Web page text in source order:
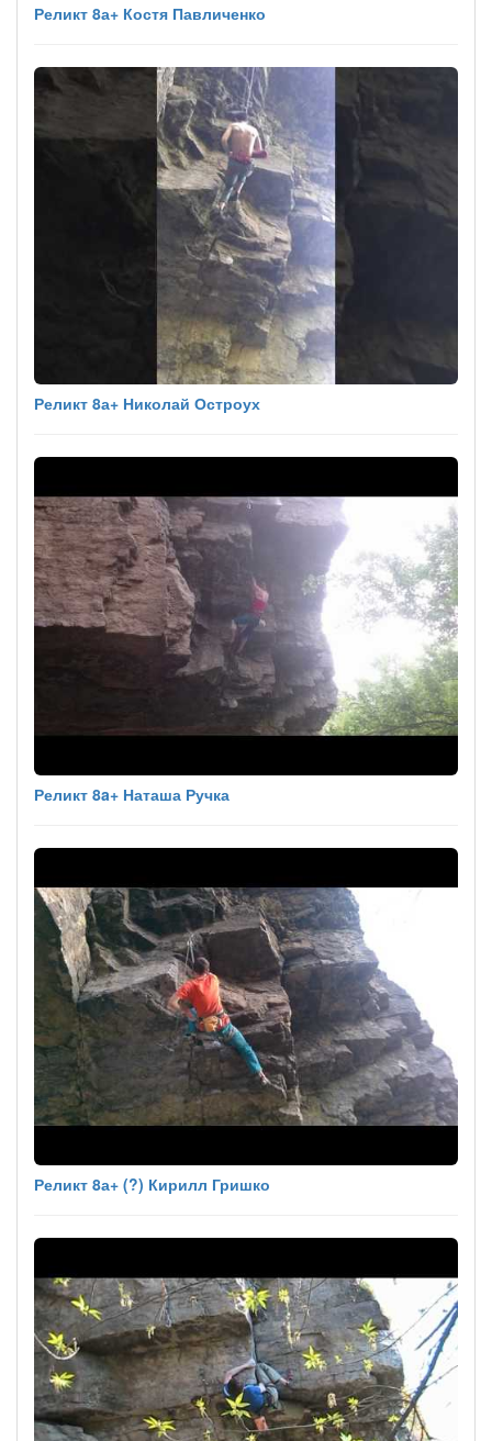
Реликт 8а+ Костя Павличенко
Реликт 8а+ Николай Остроух
Реликт 8a+ Наташа Ручка
Реликт 8а+ (?) Кирилл Гришко